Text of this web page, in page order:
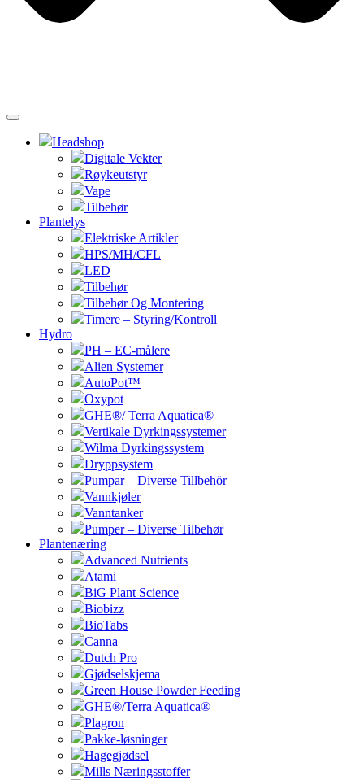
Headshop
Digitale Vekter
Røykeutstyr
Vape
Tilbehør
Plantelys
Elektriske Artikler
HPS/MH/CFL
LED
Tilbehør
Tilbehør Og Montering
Timere – Styring/Kontroll
Hydro
PH – EC-målere
Alien Systemer
AutoPot™
Oxypot
GHE®/ Terra Aquatica®
Vertikale Dyrkingssystemer
Wilma Dyrkingssystem
Dryppsystem
Pumpar – Diverse Tillbehör
Vannkjøler
Vanntanker
Pumper – Diverse Tilbehør
Plantenæring
Advanced Nutrients
Atami
BiG Plant Science
Biobizz
BioTabs
Canna
Dutch Pro
Gjødselskjema
Green House Powder Feeding
GHE®/Terra Aquatica®
Plagron
Pakke-løsninger
Hagegjødsel
Mills Næringsstoffer